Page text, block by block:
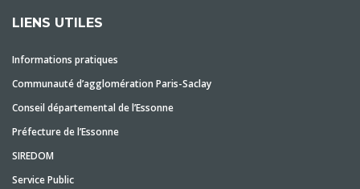
LIENS UTILES
Informations pratiques
Communauté d’agglomération Paris-Saclay
Conseil départemental de l’Essonne
Préfecture de l’Essonne
SIREDOM
Service Public